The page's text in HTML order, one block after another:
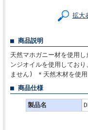
拡大
■ 商品説明
天然マホガニー材を使用
ンジオイルを使用してお
ません) ＊天然木材を使用
■ 商品仕様
製品名